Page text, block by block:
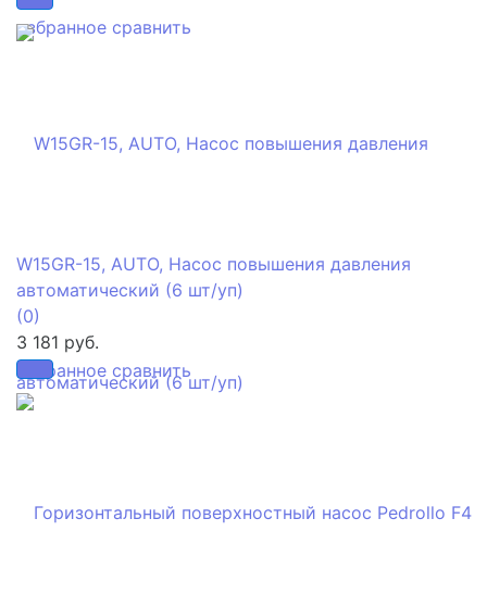
избранное сравнить
избранное сравнить
W15GR-15, AUTO, Насос повышения давления
автоматический (6 шт/уп)
(0)
3 181 руб.